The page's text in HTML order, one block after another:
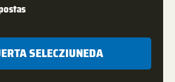
SELECZIUNEDA